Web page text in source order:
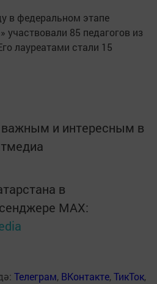
в федеральном этапе
участвовали 85 педагогов из
лауреатами стали 15
и интересным в
в
MАХ:
Телеграм, ВКонтакте,ТикТок,